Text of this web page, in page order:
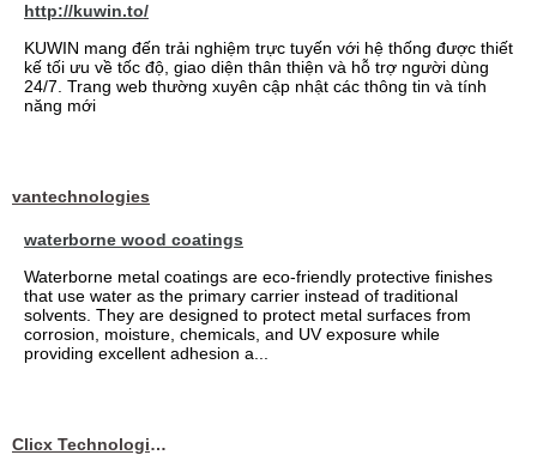
http://kuwin.to/
KUWIN mang đến trải nghiệm trực tuyến với hệ thống được thiết
kế tối ưu về tốc độ, giao diện thân thiện và hỗ trợ người dùng
24/7. Trang web thường xuyên cập nhật các thông tin và tính
năng mới
vantechnologies
waterborne wood coatings
Waterborne metal coatings are eco-friendly protective finishes
that use water as the primary carrier instead of traditional
solvents. They are designed to protect metal surfaces from
corrosion, moisture, chemicals, and UV exposure while
providing excellent adhesion a...
Clicx Technologies